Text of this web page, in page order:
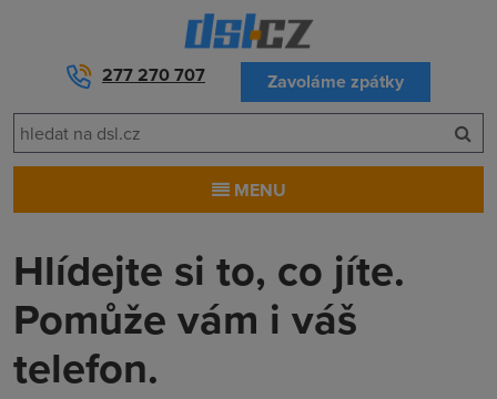
277 270 707 Zavoláme zpátky
MENU
Hlídejte si to, co jíte.
Pomůže vám i váš
telefon.